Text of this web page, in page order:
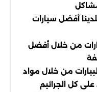
أفضل سيارات
من خلال أفضل
من خلال مواد
على كل الجراثيم